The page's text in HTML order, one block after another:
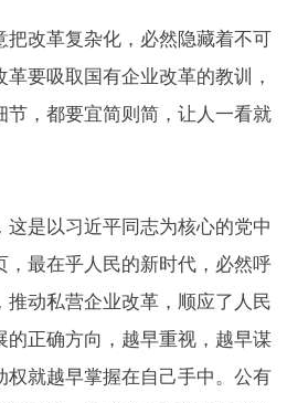
把改革复杂化，必然隐藏着不可
要吸取国有企业改革的教训，
节，都要宜简则简，让人一看就
这是以习近平同志为核心的党中
，最在乎人民的新时代，必然呼
推动私营企业改革，顺应了人民
的正确方向，越早重视，越早谋
权就越早掌握在自己手中。公有